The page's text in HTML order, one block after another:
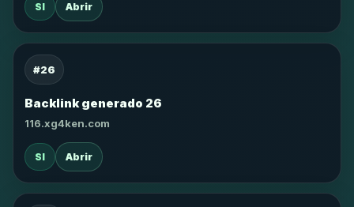
SI Abrir
#26
Backlink generado 26
116.xg4ken.com
SI Abrir